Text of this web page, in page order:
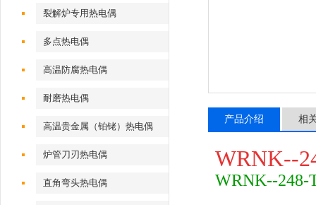
裂解炉专用热电偶
多点热电偶
高温防腐热电偶
耐磨热电偶
高温贵金属（铂铑）热电偶
炉管刀刃热电偶
直角弯头热电偶
产品介绍 相
WRNK--
WRNK--248-